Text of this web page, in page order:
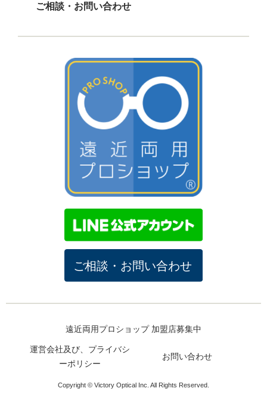
ご相談・お問い合わせ
遠近両用プロショップ 加盟店募集中
運営会社及び、プライバシ
ーポリシー
お問い合わせ
Copyright © Victory Optical Inc. All Rights Reserved.